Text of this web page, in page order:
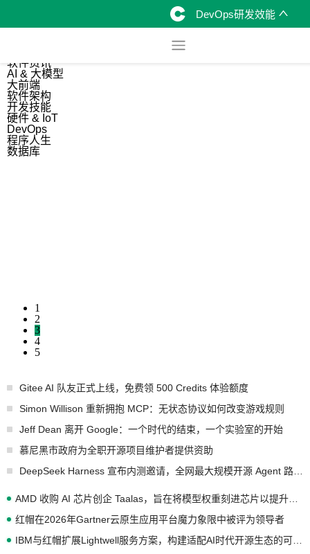
DevOps研发效能
软件资讯
AI & 大模型
大前端
软件架构
开发技能
硬件 & IoT
DevOps
程序人生
数据库
1
2
3
4
5
Gitee AI 队友正式上线，免费领 500 Credits 体验额度
Simon Willison 重新拥抱 MCP：无状态协议如何改变游戏规则
Jeff Dean 离开 Google：一个时代的结束，一个实验室的开始
慕尼黑市政府为全职开源项目维护者提供资助
红帽在2026年Gartner云原生应用平台魔力象限中被评为领导者